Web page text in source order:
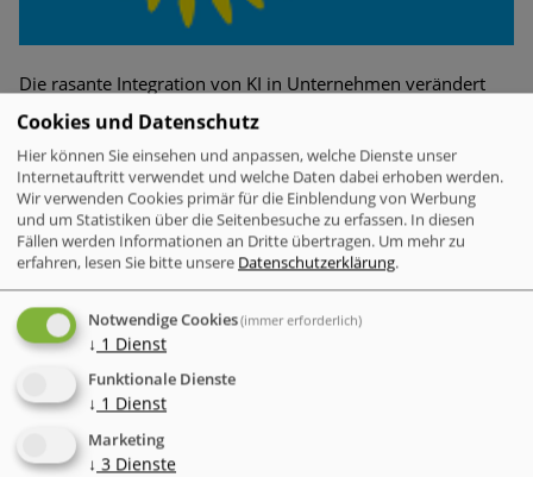
Die rasante Integration von KI in Unternehmen verändert
die Arbeitswelt. Während die Cloud diese Entwicklung mit
ihrer Rechenleistung vorantreibt, macht sie die IT-
Sicherheitslage unberechenbar. Cyberangriffe sind jetzt
schneller und komplexer, da Angreifer KI als Waffe nutzen
können, um beispielsweise fehlerfreie Phishing-Mails zu
erstellen oder Angriffe zu automatisieren.
Jailbreaking von Mobilgeräten
Cookies und Datenschutz
Hier können Sie einsehen und anpassen, welche Dienste unser
Internetauftritt verwendet und welche Daten dabei erhoben werden.
Wir verwenden Cookies primär für die Einblendung von Werbung
und um Statistiken über die Seitenbesuche zu erfassen. In diesen
Fällen werden Informationen an Dritte übertragen. Um mehr zu
erfahren, lesen Sie bitte unsere Datenschutzerklärung.
Notwendige Cookies(immer erforderlich)
↓ 1 Dienst
Funktionale Dienste
↓ 1 Dienst
Marketing
↓ 3 Dienste